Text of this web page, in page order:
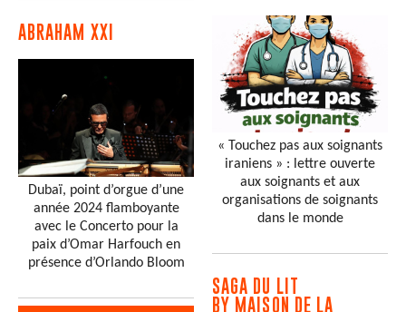
ABRAHAM XXI
Dubaï, point d’orgue d’une
année 2024 flamboyante
avec le Concerto pour la
paix d’Omar Harfouch en
présence d’Orlando Bloom
« Touchez pas aux soignants
iraniens » : lettre ouverte
aux soignants et aux
organisations de soignants
dans le monde
SAGA DU LIT
BY MAISON DE LA